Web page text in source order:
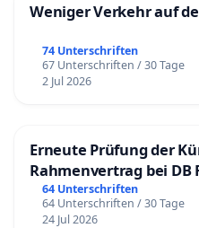
Weniger Verkehr auf
74 Unterschriften
67 Unterschriften / 30 Tage
2 Jul 2026
Erneute Prüfung der
Rahmenvertrag bei DB
64 Unterschriften
64 Unterschriften / 30 Tage
24 Jul 2026